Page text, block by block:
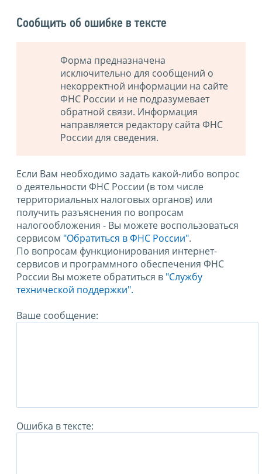
Сообщить об ошибке в тексте
Форма предназначена
исключительно для сообщений о
некорректной информации на сайте
ФНС России и не подразумевает
обратной связи. Информация
направляется редактору сайта ФНС
России для сведения.
Если Вам необходимо задать какой-либо вопрос
о деятельности ФНС России (в том числе
территориальных налоговых органов) или
получить разъяснения по вопросам
налогообложения - Вы можете воспользоваться
сервисом "Обратиться в ФНС России".
По вопросам функционирования интернет-
сервисов и программного обеспечения ФНС
России Вы можете обратиться в "Службу
технической поддержки".
Ваше сообщение:
Ошибка в тексте: